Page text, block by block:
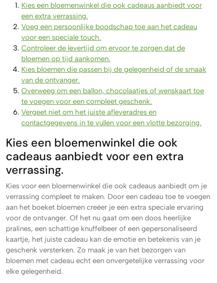
Kies een bloemenwinkel die ook cadeaus aanbiedt voor
een extra verrassing.
Voeg een persoonlijke boodschap toe aan het cadeau
voor een speciale touch.
Controleer de levertijd om ervoor te zorgen dat de
bloemen op tijd aankomen.
Kies bloemen die passen bij de gelegenheid of de smaak
van de ontvanger.
Overweeg om een ​​ballon, chocolaatjes of wenskaart toe
te voegen voor een compleet geschenk.
Vergeet niet om het juiste afleveradres en
contactgegevens in te vullen voor een vlotte bezorging.
Kies een bloemenwinkel die ook
cadeaus aanbiedt voor een extra
verrassing.
Kies voor een bloemenwinkel die ook cadeaus aanbiedt om je
verrassing compleet te maken. Door een cadeau toe te voegen
aan het boeket bloemen creëer je een extra speciale ervaring
voor de ontvanger. Of het nu gaat om een doos heerlijke
pralines, een schattige knuffelbeer of een gepersonaliseerd
kaartje, het juiste cadeau kan de emotie en betekenis van je
geschenk versterken. Zo maak je van het bezorgen van
bloemen met cadeau echt een onvergetelijke verrassing voor
elke gelegenheid.